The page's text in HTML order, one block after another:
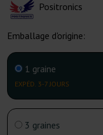
Positronics
Emballage d'origine:
1 graine
EXPÉD. 3-7 JOURS
3 graines